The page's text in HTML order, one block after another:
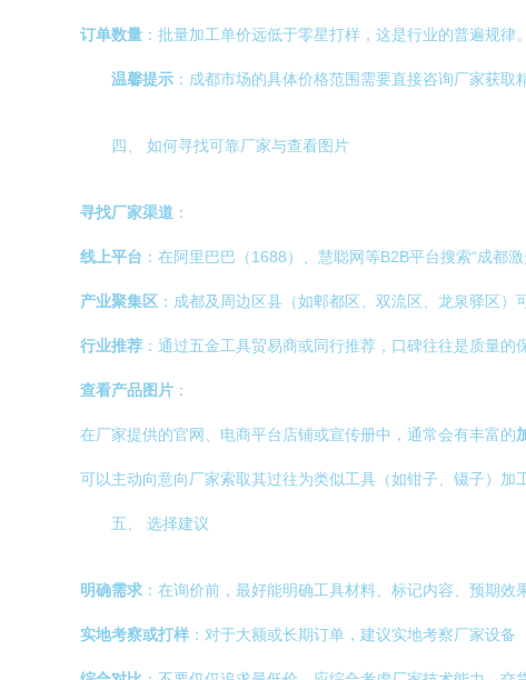
订单数量 ：批量加工单价远低于零星打样，这是行业的普遍规律。
温馨提示 ：成都市场的具体价格范围需要直接咨询厂家获
四、 如何寻找可靠厂家与查看图片
寻找厂家渠道 ：
线上平台 ：在阿里巴巴（1688）、慧聪网等B2B平台搜索“成都
产业聚集区 ：成都及周边区县（如郫都区、双流区、龙泉驿区
行业推荐 ：通过五金工具贸易商或同行推荐，口碑往往是质量的
查看产品图片 ：
在厂家提供的官网、电商平台店铺或宣传册中，通常会有丰富的
可以主动向意向厂家索取其过往为类似工具（如钳子、镊子）加
五、 选择建议
明确需求 ：在询价前，最好能明确工具材料、标记内容、预期效
实地考察或打样 ：对于大额或长期订单，建议实地考察厂家设